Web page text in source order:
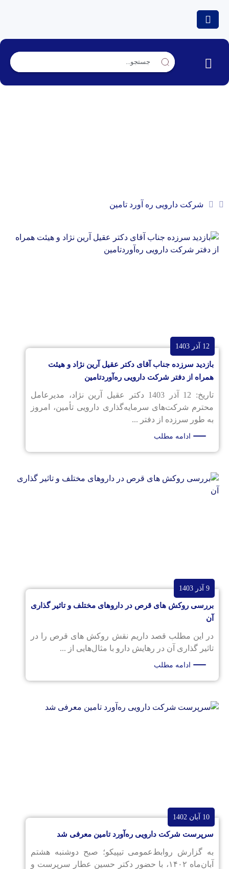
شرکت دارویی ره آورد تامین
12 آذر 1403
بازدید سرزده جناب آقای دکتر عقیل آرین نژاد و هیئت
همراه از دفتر شرکت دارویی ره‌آوردتامین
تاریخ: 12 آذر 1403 دکتر عقیل آرین نژاد، مدیرعامل
محترم شرکت‌های سرمایه‌گذاری دارویی تأمین، امروز
به طور سرزده از دفتر ...
ادامه مطلب
9 آذر 1403
بررسی روکش های قرص در داروهای مختلف و تاثیر گذاری
آن
در این مطلب قصد داریم نقش روکش های قرص را در
تاثیر گذاری آن در رهایش دارو با مثال‌هایی از ...
ادامه مطلب
10 آبان 1402
سرپرست شرکت دارویی ره‌آورد تامین معرفی شد
به گزارش روابط‌عمومی تیپیکو؛ صبح دوشنبه هشتم
آبان‌ماه ۱۴۰۲، با حضور دکتر حسین عطار سرپرست و